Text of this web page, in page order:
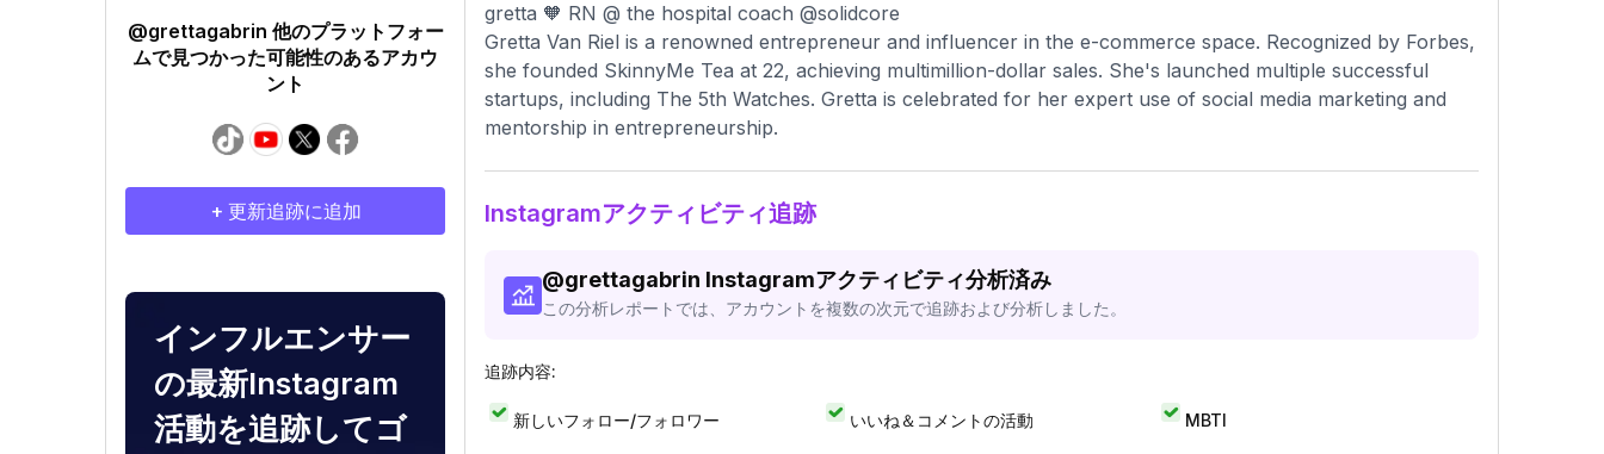
@grettagabrin 他のプラットフォー
ムで見つかった可能性のあるアカウ
ント
+ 更新追跡に追加
インフルエンサー
の最新Instagram
活動を追跡してゴ
gretta 🧡 RN @ the hospital coach @solidcore
Gretta Van Riel is a renowned entrepreneur and influencer in the e-commerce space. Recognized by Forbes,
she founded SkinnyMe Tea at 22, achieving multimillion-dollar sales. She's launched multiple successful
startups, including The 5th Watches. Gretta is celebrated for her expert use of social media marketing and
mentorship in entrepreneurship.
Instagramアクティビティ追跡
@grettagabrin Instagramアクティビティ分析済み
この分析レポートでは、アカウントを複数の次元で追跡および分析しました。
追跡内容:
新しいフォロー/フォロワー いいね＆コメントの活動 MBTI